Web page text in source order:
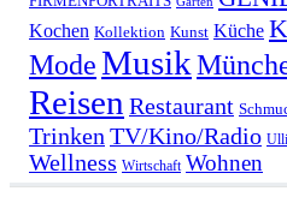
Kochen Kollektion Kunst Küche
ModeMusik
Reisen Restaurant
Trinken TV/Kino/Radio
Wellness Wirtschaft Wohnen